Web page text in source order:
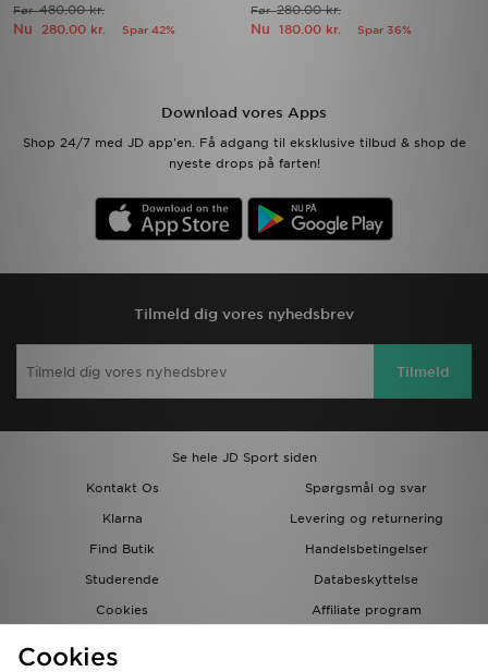
Før480.00 kr.
Nu 280.00 kr. Spar 42%
Før280.00 kr.
Nu 180.00 kr. Spar 36%
Download vores Apps
Shop 24/7 med JD app'en. Få adgang til eksklusive tilbud & shop de
nyeste drops på farten!
Tilmeld dig vores nyhedsbrev
Tilmeld
Se hele JD Sport siden
Kontakt Os
Spørgsmål og svar
Klarna
Levering og returnering
Find Butik
Handelsbetingelser
Studerende
Databeskyttelse
Cookies
Affiliate program
Cookies